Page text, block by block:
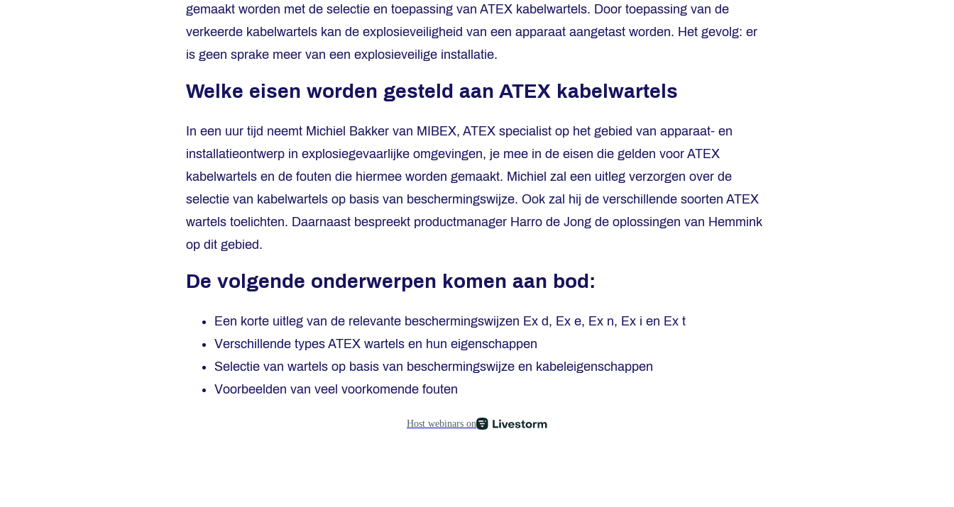
gemaakt worden met de selectie en toepassing van ATEX kabelwartels. Door toepassing van de
verkeerde kabelwartels kan de explosieveiligheid van een apparaat aangetast worden. Het gevolg: er
is geen sprake meer van een explosieveilige installatie.
Welke eisen worden gesteld aan ATEX kabelwartels
In een uur tijd neemt Michiel Bakker van MIBEX, ATEX specialist op het gebied van apparaat- en
installatieontwerp in explosiegevaarlijke omgevingen, je mee in de eisen die gelden voor ATEX
kabelwartels en de fouten die hiermee worden gemaakt. Michiel zal een uitleg verzorgen over de
selectie van kabelwartels op basis van beschermingswijze. Ook zal hij de verschillende soorten ATEX
wartels toelichten. Daarnaast bespreekt productmanager Harro de Jong de oplossingen van Hemmink
op dit gebied.
De volgende onderwerpen komen aan bod:
Een korte uitleg van de relevante beschermingswijzen Ex d, Ex e, Ex n, Ex i en Ex t
Verschillende types ATEX wartels en hun eigenschappen
Selectie van wartels op basis van beschermingswijze en kabeleigenschappen
Voorbeelden van veel voorkomende fouten